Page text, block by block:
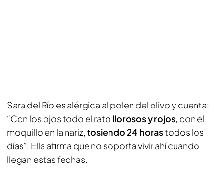
Sara del Río es alérgica al polen del olivo y cuenta:
“Con los ojos todo el rato llorosos y rojos, con el
moquillo en la nariz, tosiendo 24 horastodos los
días”. Ella afirma que no soporta vivir ahí cuando
llegan estas fechas.